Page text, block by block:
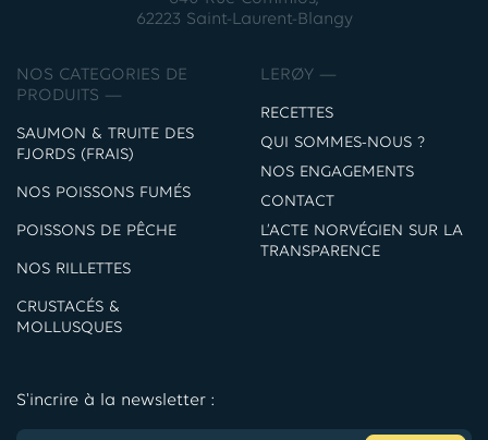
62223 Saint-Laurent-Blangy
NOS CATEGORIES DE
PRODUITS —
SAUMON & TRUITE DES
FJORDS (FRAIS)
NOS POISSONS FUMÉS
POISSONS DE PÊCHE
NOS RILLETTES
CRUSTACÉS &
MOLLUSQUES
LERØY —
RECETTES
QUI SOMMES-NOUS ?
NOS ENGAGEMENTS
CONTACT
L’ACTE NORVÉGIEN SUR LA
TRANSPARENCE
S'incrire à la newsletter :